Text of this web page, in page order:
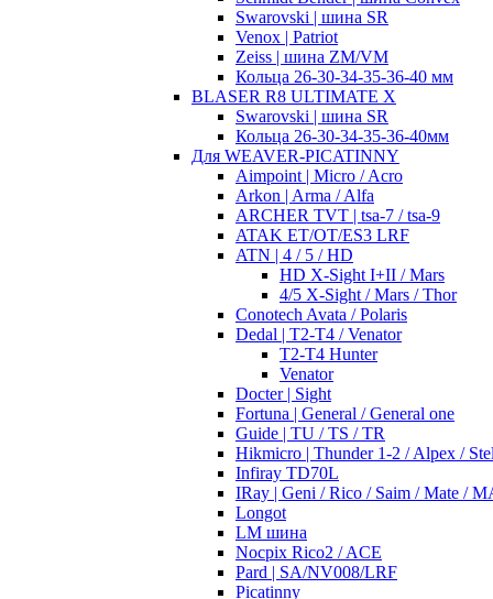
Swarovski | шина SR
Venox | Patriot
Zeiss | шина ZM/VM
Кольца 26-30-34-35-36-40 мм
BLASER R8 ULTIMATE X
Swarovski | шина SR
Кольца 26-30-34-35-36-40мм
Для WEAVER-PICATINNY
Aimpoint | Micro / Acro
Arkon | Arma / Alfa
ARCHER TVT | tsa-7 / tsa-9
ATAK ET/OT/ES3 LRF
ATN | 4 / 5 / HD
HD X-Sight I+II / Mars
4/5 X-Sight / Mars / Thor
Conotech Avata / Polaris
Dedal | T2-T4 / Venator
T2-T4 Hunter
Venator
Docter | Sight
Fortuna | General / General one
Guide | TU / TS / TR
Hikmicro | Thunder 1-2 / Alpex /
Infiray TD70L
IRay | Geni / Rico / Saim / Mate /
Longot
LM шина
Nocpix Rico2 / ACE
Pard | SA/NV008/LRF
Picatinny